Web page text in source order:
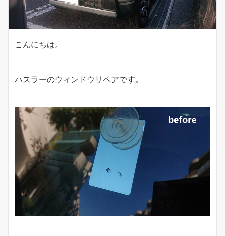
こんにちは。
ハスラーのウィンドウリペアです。